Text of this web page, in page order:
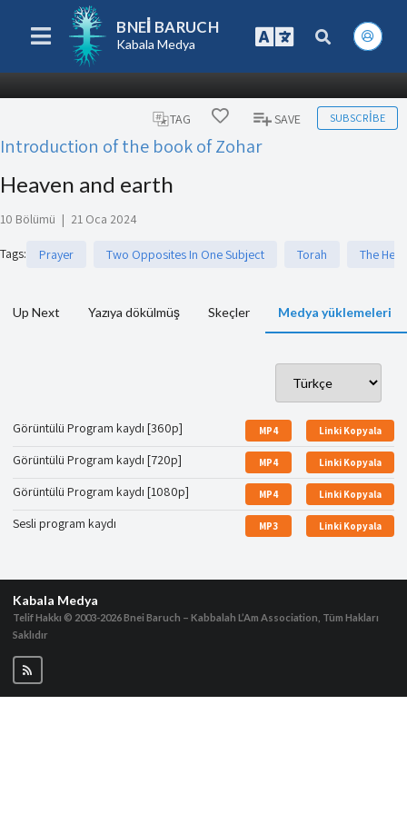
BNEI BARUCH
Kabala Medya
TAG SAVE SUBSCRIBE
Introduction of the book of Zohar
Heaven and earth
10 Bölümü | 21 Oca 2024
Tags: Prayer Two Opposites In One Subject Torah The
Up Next Yazıya dökülmüş Skeçler Medya yüklemeleri
Görüntülü Program kaydı [360p] MP4 Linki Kopyala
Görüntülü Program kaydı [720p] MP4 Linki Kopyala
Görüntülü Program kaydı [1080p] MP4 Linki Kopyala
Sesli program kaydı MP3 Linki Kopyala
Kabala Medya
Telif Hakkı © 2003-2026Bnei Baruch – Kabbalah L’Am Association, Tüm Hakları
Saklıdır